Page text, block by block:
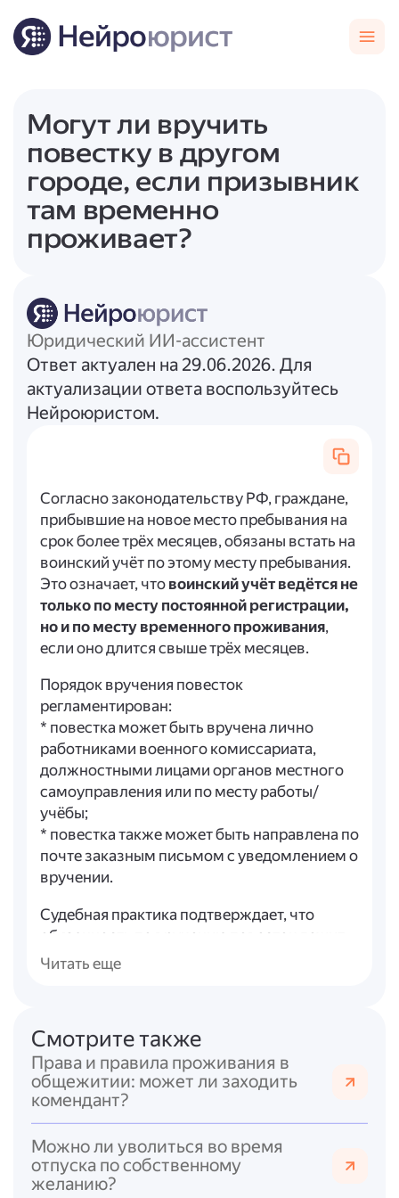
Могут ли вручить
повестку в другом
городе, если призывник
там временно
проживает?
Юридический ИИ-ассистент
Ответ актуален на 29.06.2026. Для
актуализации ответа воспользуйтесь
Нейроюристом.
Согласно законодательству РФ, граждане,
прибывшие на новое место пребывания на
срок более трёх месяцев, обязаны встать на
воинский учёт по этому месту пребывания.
Это означает, что воинский учёт ведётся не
только по месту постоянной регистрации,
но и по месту временного проживания,
если оно длится свыше трёх месяцев.
Порядок вручения повесток
регламентирован:
* повестка может быть вручена лично
работниками военного комиссариата,
должностными лицами органов местного
самоуправления или по месту работы/
учёбы;
* повестка также может быть направлена по
почте заказным письмом с уведомлением о
вручении.
Судебная практика подтверждает, что
обязанность по вручению повесток лежит
на военном комиссариате и иных
указанного в повестке.
Таким образом,вручение повестки в
городе временного пребывания законно
если:
* призывник находится там более трёх
месяцев и должен состоять на воинском
учёте в местном военном комиссариате;
Читать еще
Смотрите также
Права и правила проживания в
общежитии: может ли заходить
комендант?
Можно ли уволиться во время
отпуска по собственному
желанию?